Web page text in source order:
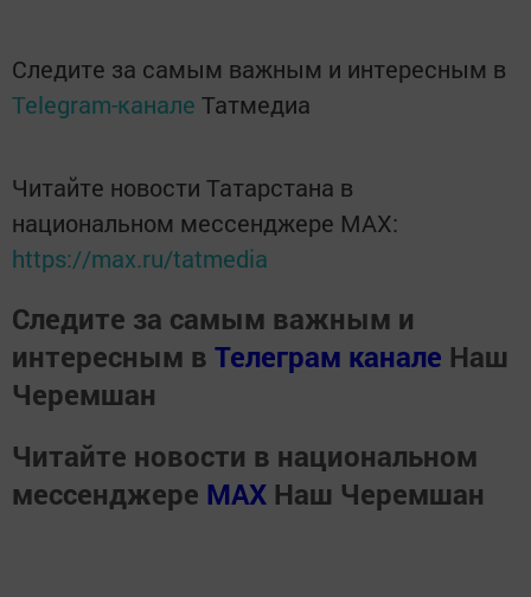
Следите за самым важным и интересным в
Telegram-канале Татмедиа
Читайте новости Татарстана в
национальном мессенджере MАХ:
https://max.ru/tatmedia
Следите за самым важным и
интересным в Телеграм канале Наш
Черемшан
Читайте новости в национальном
мессенджере MАХ Наш Черемшан